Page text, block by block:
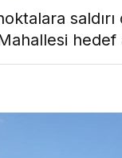
hedef